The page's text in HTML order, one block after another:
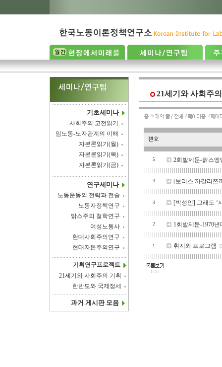
기초세미나
사회주의 고전읽기
임노동-노자관계의 이해
자본론읽기(월)
자본론읽기(목)
자본론읽기(금)
연구세미나
노동운동의 전략과 전술
노동자정책연구
맑스주의 철학연구
여성노동사
현대사회주의연구
현대자본주의연구
기획연구프로젝트
21세기와 사회주의 기획
한반도와 국제정세
과거 게시판 모음
21세기와 사회주
25 2 2
5 2회발제문-맑스엥
4 [보리스 까갈리쯔
3 [박성인] 그래도 ‘
2 1회발제문-1970
1 취지와 프로그램